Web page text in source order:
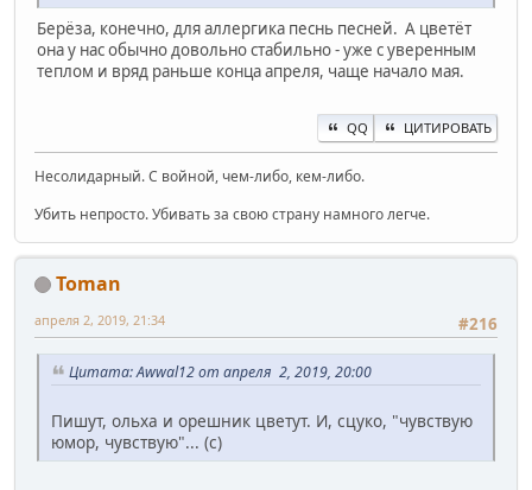
Берёза, конечно, для аллергика песнь песней. А цветёт
она у нас обычно довольно стабильно - уже с уверенным
теплом и вряд раньше конца апреля, чаще начало мая.
QQ ЦИТИРОВАТЬ
Несолидарный. С войной, чем-либо, кем-либо.
Убить непросто. Убивать за свою страну намного легче.
Toman
#216
апреля 2, 2019, 21:34
Цитата: Awwal12 от апреля 2, 2019, 20:00
Пишут, ольха и орешник цветут. И, сцуко, "чувствую
юмор, чувствую"... (с)